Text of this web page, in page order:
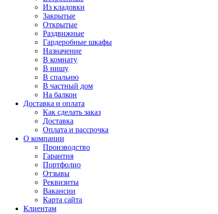
Из кладовки
Закрытые
Открытые
Раздвижные
Гардеробные шкафы
Назначение
В комнату
В нишу
В спальню
В частный дом
На балкон
Доставка и оплата
Как сделать заказ
Доставка
Оплата и рассрочка
О компании
Производство
Гарантия
Портфолио
Отзывы
Реквизиты
Вакансии
Карта сайта
Клиентам